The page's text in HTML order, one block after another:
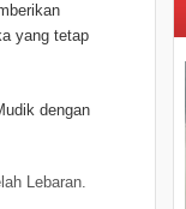
yang tetap
dengan
Lebaran.